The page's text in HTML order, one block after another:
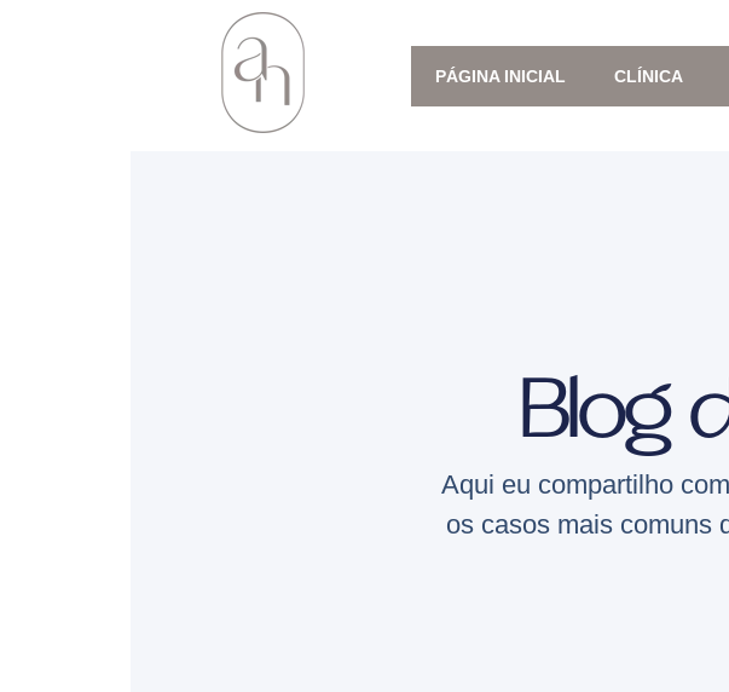
PÁGINA INICIAL CLÍNICA
Blog
Aqui eu compartilho
os casos mais comuns